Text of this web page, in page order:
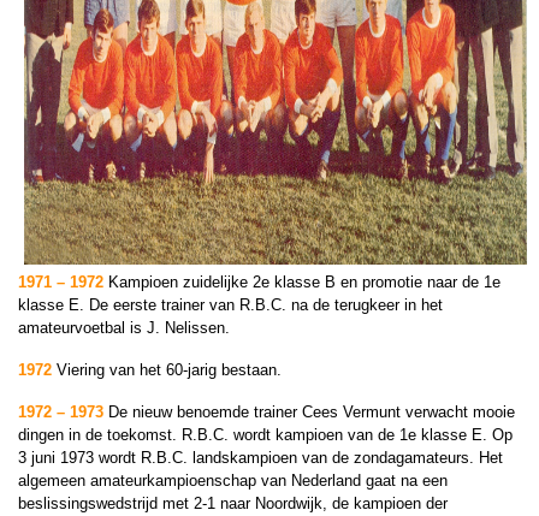
1971 – 1972 Kampioen zuidelijke 2e klasse B en promotie naar de 1e
klasse E. De eerste trainer van R.B.C. na de terugkeer in het
amateurvoetbal is J. Nelissen.
1972 Viering van het 60-jarig bestaan.
1972 – 1973 De nieuw benoemde trainer Cees Vermunt verwacht mooie
dingen in de toekomst. R.B.C. wordt kampioen van de 1e klasse E. Op
3 juni 1973 wordt R.B.C. landskampioen van de zondagamateurs. Het
algemeen amateurkampioenschap van Nederland gaat na een
beslissingswedstrijd met 2-1 naar Noordwijk, de kampioen der